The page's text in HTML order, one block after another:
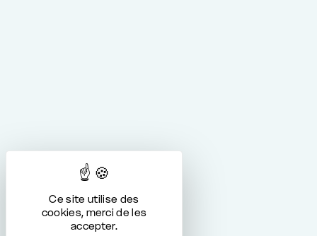
Ce site utilise des
cookies, merci de les
accepter.